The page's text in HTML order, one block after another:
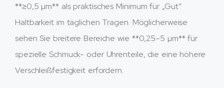
**≥0,5 µm** als praktisches Minimum für „Gut“
Haltbarkeit im täglichen Tragen. Möglicherweise
sehen Sie breitere Bereiche wie **0,25–5 µm** für
spezielle Schmuck- oder Uhrenteile, die eine höhere
Verschleißfestigkeit erfordern.